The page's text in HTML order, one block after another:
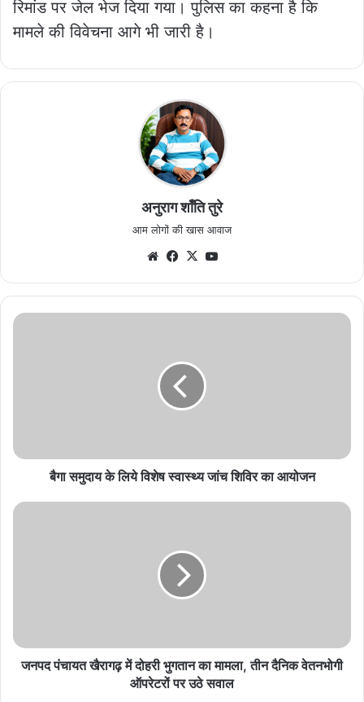
रिमांड पर जेल भेज दिया गया। पुलिस का कहना है कि
मामले की विवेचना आगे भी जारी है।
अनुराग शाँति तुरे
आम लोगों की खास आवाज
WebsiteFacebook
X
बैगा
का
बैगा समुदाय के लिये विशेष स्वास्थ्य जांच शिविर का आयोजन
जनपद
तीन
दैनिक
जनपद पंचायत खैरागढ़ में दोहरी भुगतान का मामला, तीन दैनिक वेतनभोगी
ऑपरेटरों पर उठे सवाल